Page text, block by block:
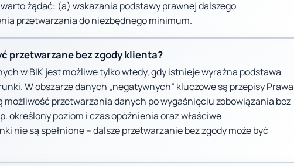
żądać: (a) wskazania podstawy prawnej dalszego
przetwarzania do niezbędnego minimum.
przetwarzane bez zgody klienta?
w BIK jest możliwe tylko wtedy, gdy istnieje wyraźna podstawa
W obszarze danych „negatywnych” kluczowe są przepisy Prawa
możliwość przetwarzania danych po wygaśnięciu zobowiązania bez
określony poziom i czas opóźnienia oraz właściwe
nie są spełnione – dalsze przetwarzanie bez zgody może być